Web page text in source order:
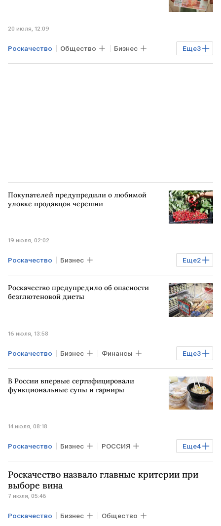
20 июля, 12:09
Еще3
Роскачество Общество Бизнес
Игорь Поздняков РОССИЯ
Покупателей предупредили о любимой
уловке продавцов черешни
19 июля, 02:02
Еще2
Роскачество Бизнес
Наталья Завьялова черешня
Роскачество предупредило об опасности
безглютеновой диеты
16 июля, 13:58
Еще3
Роскачество Бизнес Финансы
Общество Здоровье диета
В России впервые сертифицировали
функциональные супы и гарниры
14 июля, 08:18
Еще4
Роскачество Бизнес РОССИЯ
Карелия Росаккредитация еда
Здоровье
Роскачество назвало главные критерии при
выборе вина
7 июля, 05:46
Роскачество Бизнес Общество